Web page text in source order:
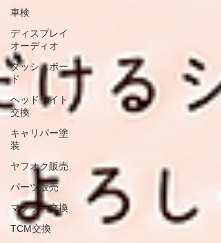
車検
ディスプレイ
オーディオ
ダッシュボー
ド
ヘッドライト
交換
キャリパー塗
装
ヤフオク販売
パーツ販売
マフラー交換
TCM交換